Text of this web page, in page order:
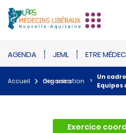
AGENDA JEML ETRE
Accueil Organisation des soins
Un
Equipes
Exercice